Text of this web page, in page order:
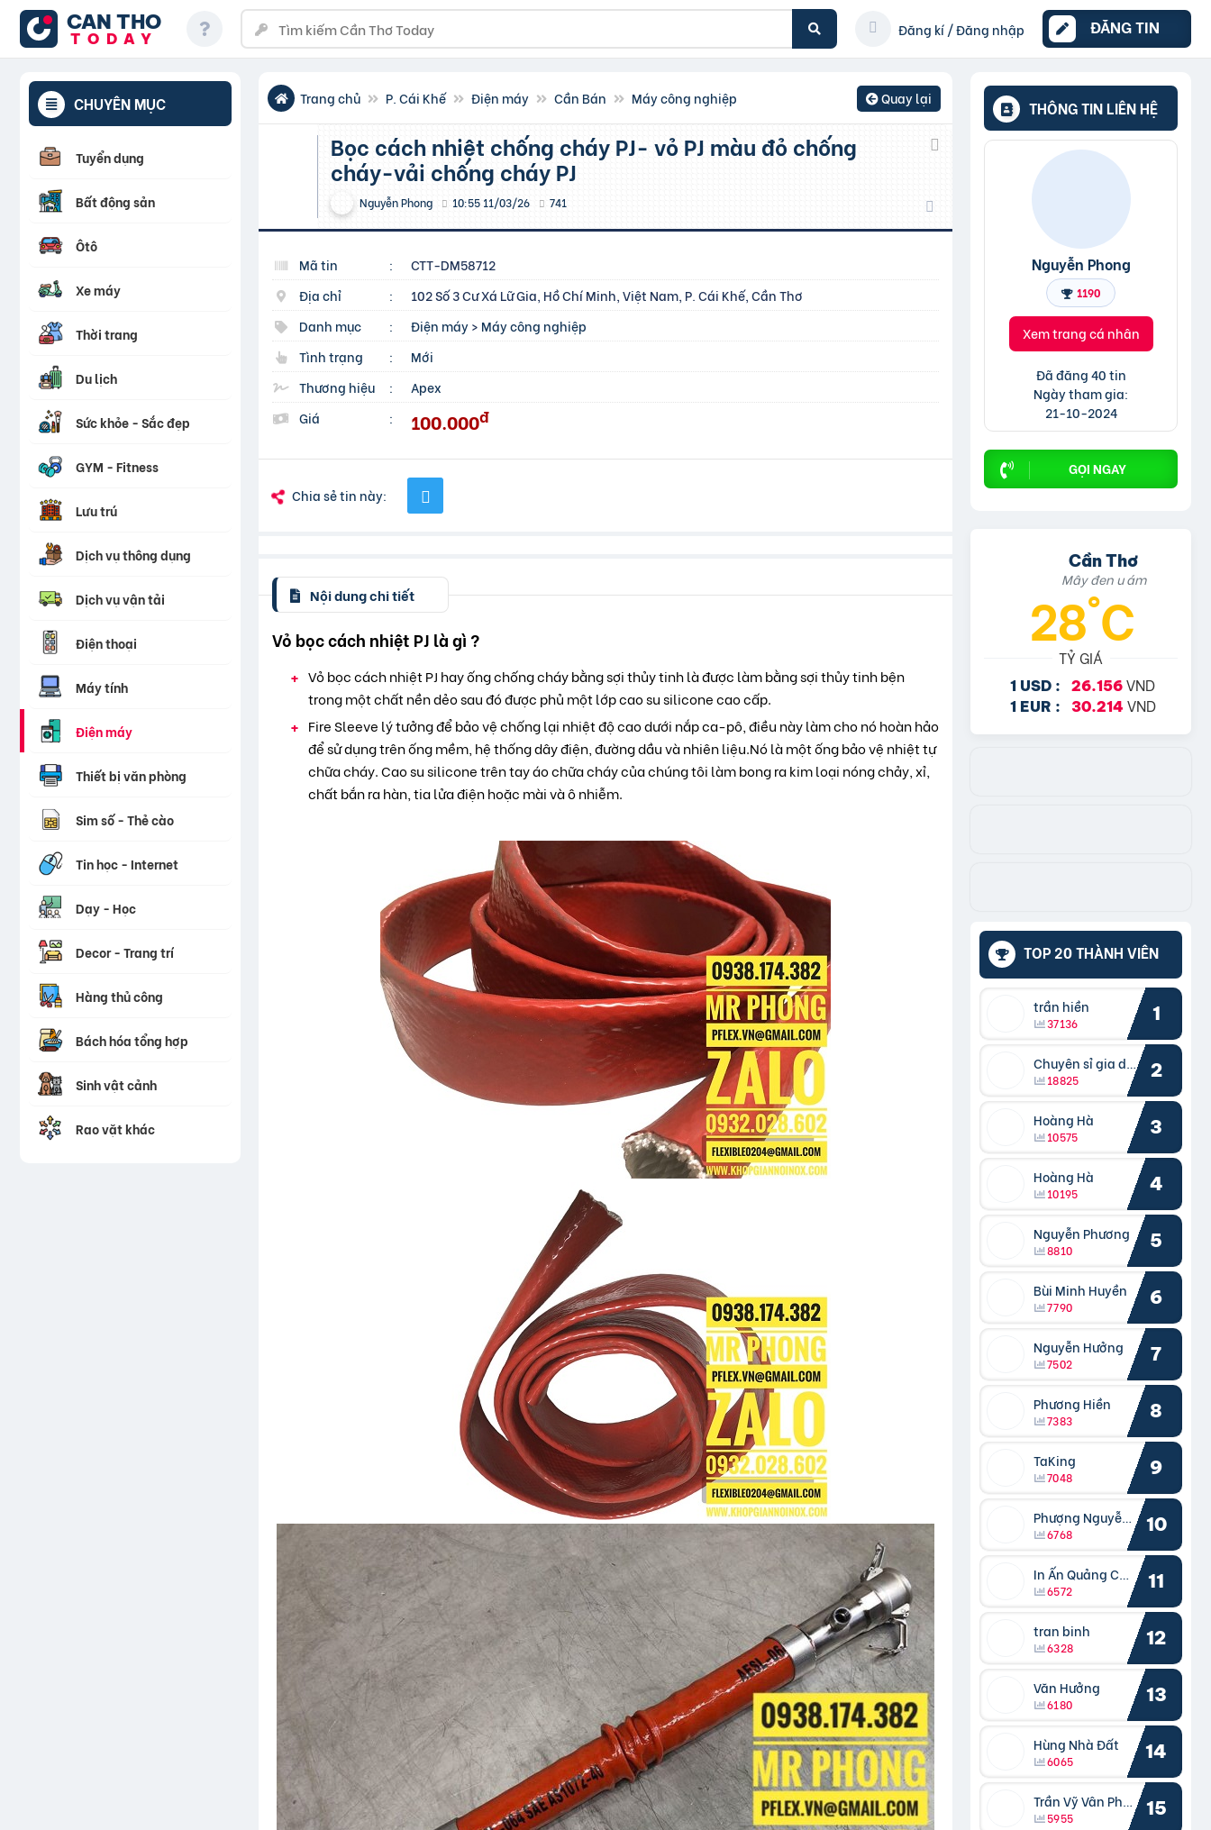
CAN THO
TODAY
Đăng kí / Đăng nhập ĐĂNG TIN
CHUYÊN MỤC
Tuyển dụng
Bất động sản
Ôtô
Xe máy
Thời trang
Du lịch
Sức khỏe - Sắc đẹp
GYM - Fitness
Lưu trú
Dịch vụ thông dụng
Dịch vụ vận tải
Điện thoại
Máy tính
Điện máy
Thiết bị văn phòng
Sim số - Thẻ cào
Tin học - Internet
Dạy - Học
Decor - Trang trí
Hàng thủ công
Bách hóa tổng hợp
Sinh vật cảnh
Rao vặt khác
Trang chủ P. Cái Khế Điện máy Cần Bán Máy công nghiệp Quay lại
bọc cách nhiệt chống cháy PJ- vỏ PJ màu đỏ chống
cháy-vải chống cháy PJ
Nguyễn Phong 10:55 11/03/26 741
Mã tin :
CTT-DM58712
Địa chỉ
:
102 Số 3 Cư Xá Lữ Gia, Hồ Chí Minh, Việt Nam, P. Cái Khế, Cần Thơ
Danh mục
: Điện máy> Máy công nghiệp
Tình trạng
:
Mới
Thương hiệu
:
Apex
Giá
: 100.000đ
Chia sẻ tin này:
Nội dung chi tiết
Vỏ bọc cách nhiệt PJ là gì ?
Vỏ bọc cách nhiệt PJ hay ống chống cháy bằng sợi thủy tinh là được làm bằng sợi thủy tinh bện
trong một chất nền dẻo sau đó được phủ một lớp cao su silicone cao cấp.
Fire Sleeve lý tưởng để bảo vệ chống lại nhiệt độ cao dưới nắp ca-pô, điều này làm cho nó hoàn hảo
để sử dụng trên ống mềm, hệ thống dây điện, đường dầu và nhiên liệu.Nó là một ống bảo vệ nhiệt tự
chữa cháy. Cao su silicone trên tay áo chữa cháy của chúng tôi làm bong ra kim loại nóng chảy, xỉ,
chất bắn ra hàn, tia lửa điện hoặc mài và ô nhiễm.
THÔNG TIN LIÊN HỆ
Nguyễn Phong
1190
Xem trang cá nhân
Đã đăng 40 tin
Ngày tham gia:
21-10-2024
GỌI NGAY
Cần Thơ
Mây đen u ám
28°C
TỶ GIÁ
1 USD : 26.156 VND
1 EUR : 30.214 VND
TOP 20 THÀNH VIÊN
trần hiền
37136 1
Chuyên sỉ gia dụng
18825 2
Hoàng Hà
10575 3
Hoàng Hà
10195 4
Nguyễn Phương
8810 5
Bùi Minh Huyền
7790 6
Nguyễn Hưởng
7502 7
Phương Hiền
7383 8
TaKing
7048 9
Phượng Nguyễn Phượng
6768 10
In Ấn Quảng Cáo Cần Thơ
6572 11
tran binh
6328 12
Văn Hưởng
6180 13
Hùng Nhà Đất
6065 14
Trần Vỹ Vân Phong
5955 15